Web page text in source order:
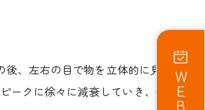
、左右の目で物を立体的に見
ークに徐々に減衰していき、6